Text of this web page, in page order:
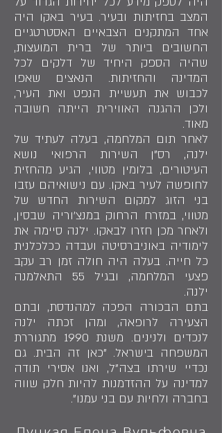
המצב בחזיתות ובעיר. בעיר באקו היה
אחד המתקנים הצבאיים האסטרטגיים
החשובים ביותר של ברית המועצות,
שהיה הספק היחיד של דלקים לכל
המדינה והחזיתות. הנאצים שאפו
לכבוש את תעשיית הנפט ואת העיר,
ולכן ההגנה האווירית הייתה חשובה
מאוד.
לאחר תום המלחמה, בעלה לעתיד של
ילנה, רס"ן השירות הרפואי נושא
העיטורים, בלומין מטווי, הגיע מהחזית
לחופשה לעיר באקו. עם נישואיהם עזבו
בני הזוג למקום השירות החדש של
מטווי, במזרח הרחוק במנצ'וריה שבסין,
ולאחר מכן חזרו לבאקו. ילנה סיימה את
לימודיה באוניברסיטה ועבדה ככלכלנית
כל חייה. בעלה היה חולה זמן רב עקב
פצעי המלחמה, ובגיל 55 התאלמנה
ילנה.
בתם הבכורה הפכה למהנדסת, ובתם
הצעירה לרופאה, ומהן זכתה ילנה
לנכדים ולנינים. משנת 1990 מתגוררת
המשפחה בישראל. "כאן זה הבית. גם
נכדיי שירתו בצה"ל, ואנו אסירי תודה
למדינה על ההזדמנות להיות חלק שווה
בחברה ולחיות עם בני עמנו".